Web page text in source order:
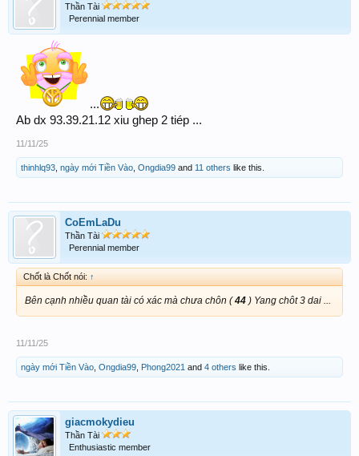
Thần Tài
Perennial member
...
Ab dx 93.39.21.12 xiu ghep 2 tiép ...
11/11/25
thinhlq93 ngày mới Tiền Vào Ongdia99 and 11 others like this.
CoEmLaDu
Thần Tài
Perennial member
Chốt là Chốt nói: ↑
Bên cạnh nhiều quan tài có xác mà chưa chôn (44 ) Yang chôt 3 dai ...
11/11/25
ngày mới Tiền Vào Ongdia99 Phong2021 and 4 others like this.
giacmokydieu
Thần Tài
Enthusiastic member